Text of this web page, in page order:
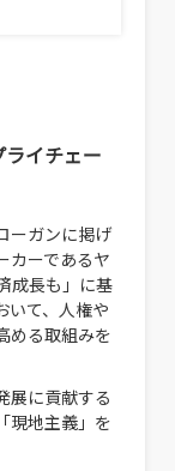
ライチェー
ーガンに掲げ
カーであるヤ
成長も」に基
いて、人権や
める取組みを
展に貢献する
現地主義」を